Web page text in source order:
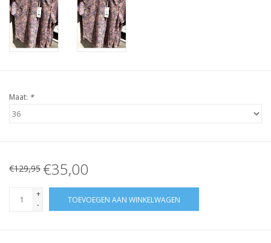
Maat: *
€129,95 €35,00
+
-
TOEVOEGEN AAN WINKELWAGEN